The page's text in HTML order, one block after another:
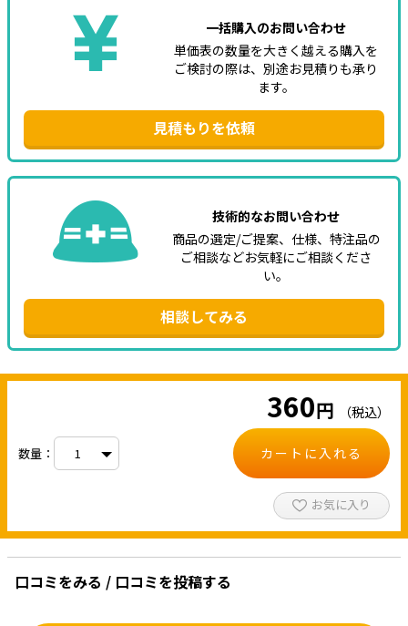
一括購入のお問い合わせ
単価表の数量を大きく越える購入を
ご検討の際は、別途お見積りも承り
ます。
見積もりを依頼
技術的なお問い合わせ
商品の選定/ご提案、仕様、特注品の
ご相談などお気軽にご相談くださ
い。
相談してみる
360円 （税込）
数量： カートに入れる
お気に入り
口コミをみる / 口コミを投稿する